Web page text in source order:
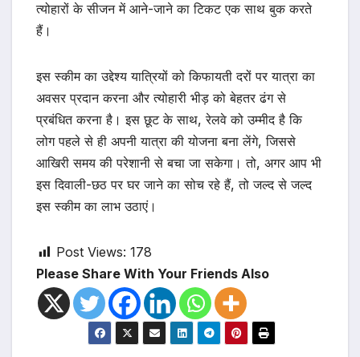
त्योहारों के सीजन में आने-जाने का टिकट एक साथ बुक करते
हैं।
इस स्कीम का उद्देश्य यात्रियों को किफायती दरों पर यात्रा का
अवसर प्रदान करना और त्योहारी भीड़ को बेहतर ढंग से
प्रबंधित करना है। इस छूट के साथ, रेलवे को उम्मीद है कि
लोग पहले से ही अपनी यात्रा की योजना बना लेंगे, जिससे
आखिरी समय की परेशानी से बचा जा सकेगा। तो, अगर आप भी
इस दिवाली-छठ पर घर जाने का सोच रहे हैं, तो जल्द से जल्द
इस स्कीम का लाभ उठाएं।
Post Views: 178
Please Share With Your Friends Also